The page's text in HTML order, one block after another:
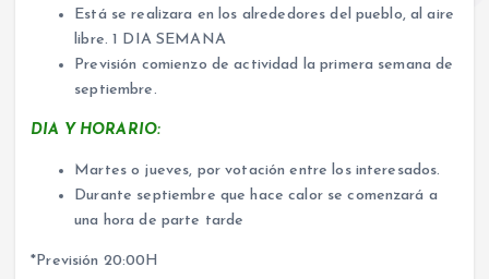
Está se realizara en los alrededores del pueblo, al aire
libre. 1 DIA SEMANA
Previsión comienzo de actividad la primera semana de
septiembre.
DIA Y HORARIO:
Martes o jueves, por votación entre los interesados.
Durante septiembre que hace calor se comenzará a
una hora de parte tarde
*Previsión 20:00H